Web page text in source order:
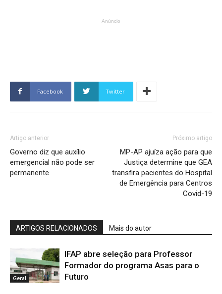
Anúncio
Facebook Twitter
Artigo anterior
Governo diz que auxílio
emergencial não pode ser
permanente
Próximo artigo
MP-AP ajuíza ação para que
Justiça determine que GEA
transfira pacientes do Hospital
de Emergência para Centros
Covid-19
ARTIGOS RELACIONADOS Mais do autor
Geral
IFAP abre seleção para Professor
Formador do programa Asas para o
Futuro